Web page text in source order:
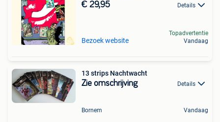
€ 29,95 Details
Bezoek website
Topadvertentie
Vandaag
13 strips Nachtwacht
Zie omschrijving Details
Bornem Vandaag